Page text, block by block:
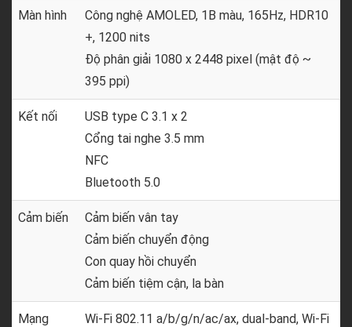
Màn hình
Công nghệ AMOLED, 1B màu, 165Hz, HDR10
+, 1200 nits
Độ phân giải 1080 x 2448 pixel (mật độ ~
395 ppi)
Kết nối
USB type C 3.1 x 2
Cổng tai nghe 3.5 mm
NFC
Bluetooth 5.0
Cảm biến
Cảm biến vân tay
Cảm biến chuyển động
Con quay hồi chuyển
Cảm biến tiệm cận, la bàn
Mạng
Wi-Fi 802.11 a/b/g/n/ac/ax, dual-band, Wi-Fi